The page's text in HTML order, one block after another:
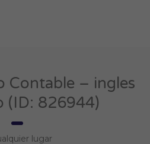
Contable – ingles
(ID: 826944)
lugar